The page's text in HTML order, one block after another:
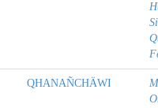
QHANAÑCHÄWI